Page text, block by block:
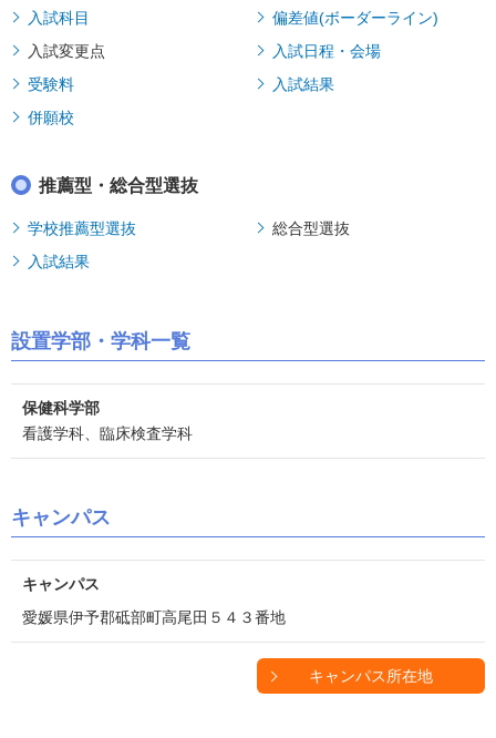
入試科目
偏差値(ボーダーライン)
入試変更点
入試日程・会場
受験料
入試結果
併願校
推薦型・総合型選抜
学校推薦型選抜
総合型選抜
入試結果
設置学部・学科一覧
保健科学部
看護学科、臨床検査学科
キャンパス
キャンパス
愛媛県伊予郡砥部町高尾田５４３番地
キャンパス所在地